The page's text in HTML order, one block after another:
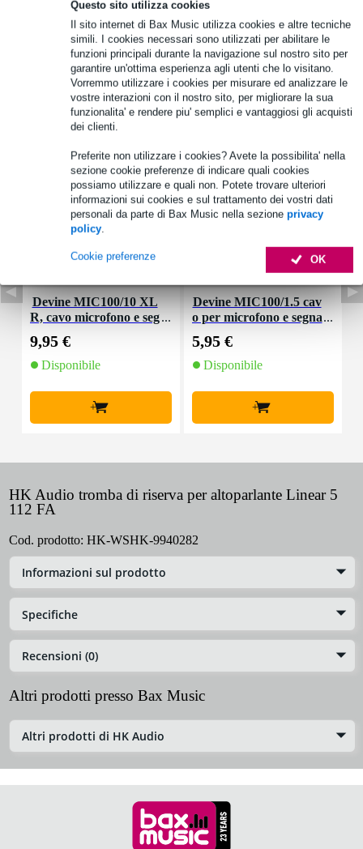
Questo sito utilizza cookies
Il sito internet di Bax Music utilizza cookies e altre tecniche
simili. I cookies necessari sono utilizzati per abilitare le
funzioni principali durante la navigazione sul nostro sito per
garantire un'ottima esperienza agli utenti che lo visitano.
Vorremmo utilizzare i cookies per misurare ed analizzare le
vostre interazioni con il nostro sito, per migliorare la sua
funzionalita' e rendere piu' semplici e vantaggiosi gli acquisti
dei clienti.
Preferite non utilizzare i cookies? Avete la possibilita' nella
sezione cookie preferenze di indicare quali cookies
possiamo utilizzare e quali non. Potete trovare ulteriori
informazioni sui cookies e sul trattamento dei vostri dati
personali da parte di Bax Music nella sezione privacy
policy.
OK
Cookie preferenze
Ricambio a tromba HK Audio
adatto per il diffusore Linear 5 112 FA
assialsimmetrico: 60°-90° x 55°
Specifiche complete
Accessori (12)
Devine MIC100/10 XL
R, cavo microfono e seg
9,95 €
Disponibile
+
Devine MIC100/1.5 cav
o per microfono e segna
5,95 €
Disponibile
+
HK Audio tromba di riserva per altoparlante Linear 5
112 FA
Cod. prodotto: HK-WSHK-9940282
Informazioni sul prodotto
Specifiche
Recensioni (0)
Altri prodotti presso Bax Music
Altri prodotti di HK Audio